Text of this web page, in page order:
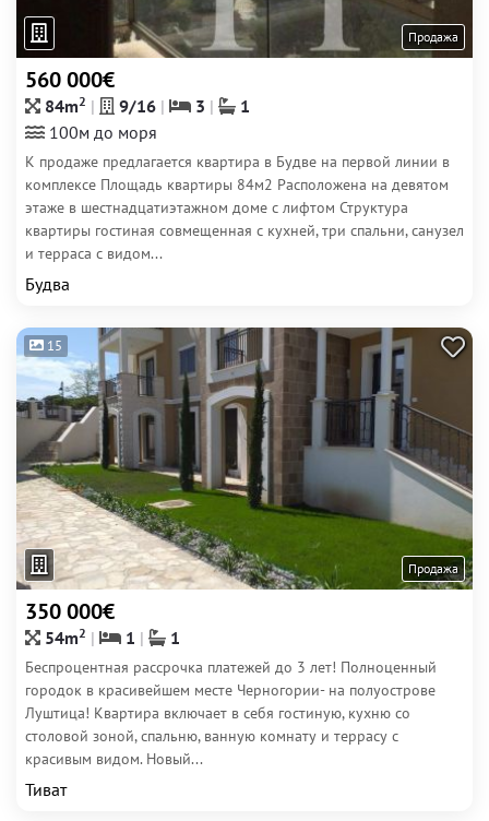
Продажа
560 000€
84m2 9/16 3
1
100м до моря
К продаже предлагается квартира в Будве на первой линии в
комплексе Площадь квартиры 84м2 Расположена на девятом
этаже в шестнадцатиэтажном доме с лифтом Структура
квартиры гостиная совмещенная с кухней, три спальни, санузел
и терраса с видом...
Будва
15
Продажа
350 000€
54m2 1 1
Беспроцентная рассрочка платежей до 3 лет! Полноценный
городок в красивейшем месте Черногории- на полуострове
Луштица! Квартира включает в себя гостиную, кухню со
столовой зоной, спальню, ванную комнату и террасу с
красивым видом. Новый...
Тиват